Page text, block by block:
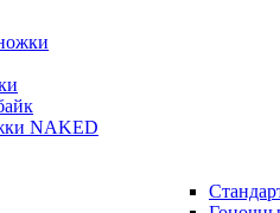
NAKED